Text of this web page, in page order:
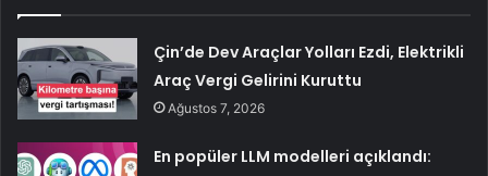
Çin’de Dev Araçlar Yolları Ezdi, Elektrikli
Araç Vergi Gelirini Kuruttu
Ağustos 7, 2026
En popüler LLM modelleri açıklandı: